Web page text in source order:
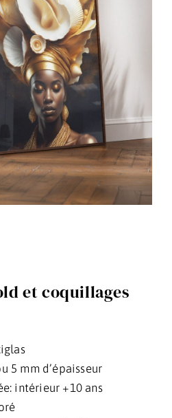
et coquillages
5 mm d’épaisseur
intérieur +10 ans